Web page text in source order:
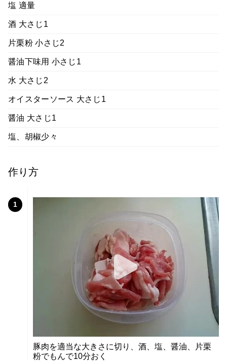
塩 適量
酒 大さじ1
片栗粉 小さじ2
醤油下味用 小さじ1
水 大さじ2
オイスターソース 大さじ1
醤油 大さじ1
塩、胡椒少々
作り方
1
豚肉を適当な大きさに切り、酒、塩、醤油、片栗
粉でもんで10分おく